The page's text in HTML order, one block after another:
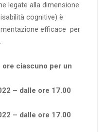
legate alla dimensione
cognitive) è
efficace per
ciascuno per un
– dalle ore 17.00
– dalle ore 17.00